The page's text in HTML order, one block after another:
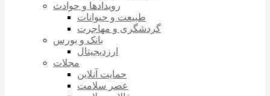
رویدادها و حوادث
طبیعت و حیوانات
گردشگری و مهاجرت
بانک و بورس
ارزدیجیتال
مجلات
حمایت آنلاین
عصر سلامت